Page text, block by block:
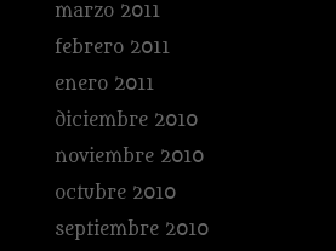
marzo 2011
febrero 2011
enero 2011
diciembre 2010
noviembre 2010
octubre 2010
septiembre 2010